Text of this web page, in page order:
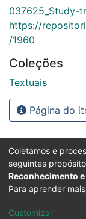
037625_Study-
https://
/1960
Coleções
Textuais
Página do
Coletamos e
seguintes
Reconhecimento
Para aprender
Customizar